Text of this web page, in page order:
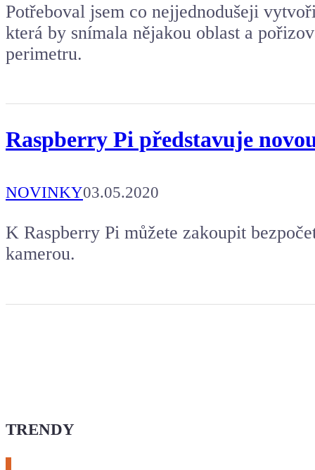
Potřeboval jsem co nejjednodušeji
která by snímala nějakou oblast a
perimetru.
Raspberry Pi představuje
NOVINKY03.05.2020
K Raspberry Pi můžete zakoupit
kamerou.
TRENDY